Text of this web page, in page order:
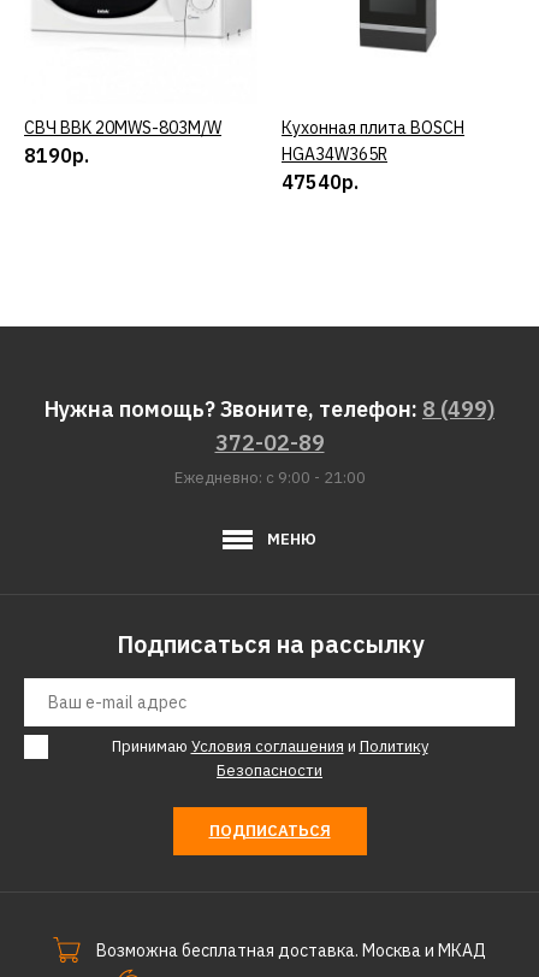
КУПИТЬ
СВЧ BBK 20MWS-803M/W
8190р.
КУПИТЬ
Кухонная плита BOSCH
HGA34W365R
47540р.
Нужна помощь? Звоните, телефон: 8 (499)
372-02-89
Ежедневно: с 9:00 - 21:00
МЕНЮ
Подписаться на рассылку
Принимаю Условия соглашения и Политику
Безопасности
ПОДПИСАТЬСЯ
Возможна бесплатная доставка. Москва и МКАД